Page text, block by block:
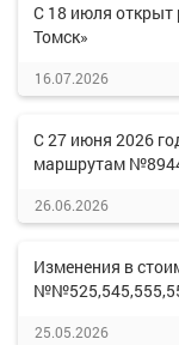
С 18 июля открыт
Томск»
16.07.2026
С 27 июня 2026
маршрутам
26.06.2026
Изменения в
25.05.2026